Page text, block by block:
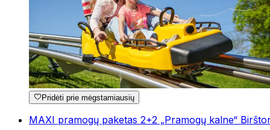
Pridėti prie mėgstamiausių
MAXI pramogų paketas 2+2 „Pramogų kalne“